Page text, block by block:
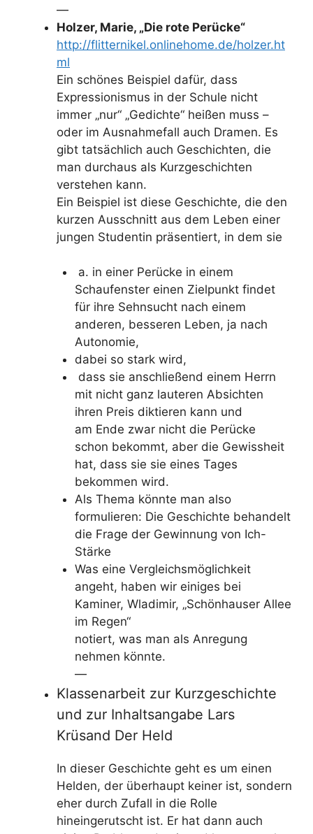
—
Holzer, Marie, „Die rote Perücke“
http://flitternikel.onlinehome.de/holzer.ht
ml
Ein schönes Beispiel dafür, dass
Expressionismus in der Schule nicht
immer „nur“ „Gedichte“ heißen muss –
oder im Ausnahmefall auch Dramen. Es
gibt tatsächlich auch Geschichten, die
man durchaus als Kurzgeschichten
verstehen kann.
Ein Beispiel ist diese Geschichte, die den
kurzen Ausschnitt aus dem Leben einer
jungen Studentin präsentiert, in dem sie
a. in einer Perücke in einem
Schaufenster einen Zielpunkt findet
für ihre Sehnsucht nach einem
anderen, besseren Leben, ja nach
Autonomie,
dabei so stark wird,
dass sie anschließend einem Herrn
mit nicht ganz lauteren Absichten
ihren Preis diktieren kann und
am Ende zwar nicht die Perücke
schon bekommt, aber die Gewissheit
hat, dass sie sie eines Tages
bekommen wird.
Als Thema könnte man also
formulieren: Die Geschichte behandelt
die Frage der Gewinnung von Ich-
Stärke
Was eine Vergleichsmöglichkeit
angeht, haben wir einiges bei
Kaminer, Wladimir, „Schönhauser Allee
im Regen“
notiert, was man als Anregung
nehmen könnte.
—
Klassenarbeit zur Kurzgeschichte
und zur Inhaltsangabe Lars
Krüsand Der Held
In dieser Geschichte geht es um einen
Helden, der überhaupt keiner ist, sondern
eher durch Zufall in die Rolle
hineingerutscht ist. Er hat dann auch